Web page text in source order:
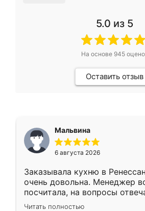
5.0 из 5
На основе 945
Оставить отзыв
Мальвина
6 августа 2026
Заказывала кухню в
очень довольна. Менеджер
посчитала, на вопросы
Замерщик приехал в
Читать полностью